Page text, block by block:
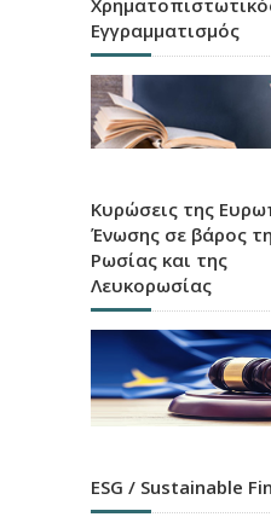
Εγγραμματισμός
Κυρώσεις της
Ένωσης σε βάρος
Ρωσίας και της
Λευκορωσίας
ESG / Sustainable